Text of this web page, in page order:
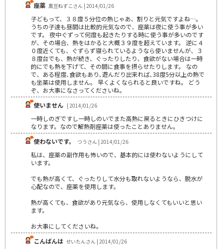
座薬 黒豆ねずこさん | 2014/01/26
子どもって、３８度５分位の熱じゃあ、割りと元気ですよね…。
うちの子達も昼間は比較的元気なので、座薬は夜に使う事が多い
です。 夜中ぐずって何度も起きたりする時に使う事が多いのです
が、その場合、熱をはかると大概３９度を超えています。 逆に４
０度近くても、ぐずらず寝られているようなら使いませんが、３
８度台でも、熱が続き、ぐったりしたり、食欲がない場合は一時
的にでも熱を下げて、その間に食事を摂らせたりします。 なの
で、ある程度､食欲もあり､遊んだり出来れば､38度5分以上の熱で
も坐薬は使用しません。 早くよくなられると良いですね。 どう
ぞ、お大事になさってくださいね。
使いません | 2014/01/26
一時しのぎですし一時しのいでまた高熱に戻るときにひきつけに
なります。なので解熱剤座薬は使ったことありません。
使わないです。
つうさん | 2014/01/26
私は、座薬の副作用も怖いので、基本的には使わないようにして
います。
でも熱が高くて、ぐったりして水分も取れないようなら、脱水が
心配なので、座薬を使用します。
熱が高くても、食欲があり元気なら、使用しなくてもいいと思い
ます。
お大事にしてくださいね。
こんばんは せいたんさん | 2014/01/26